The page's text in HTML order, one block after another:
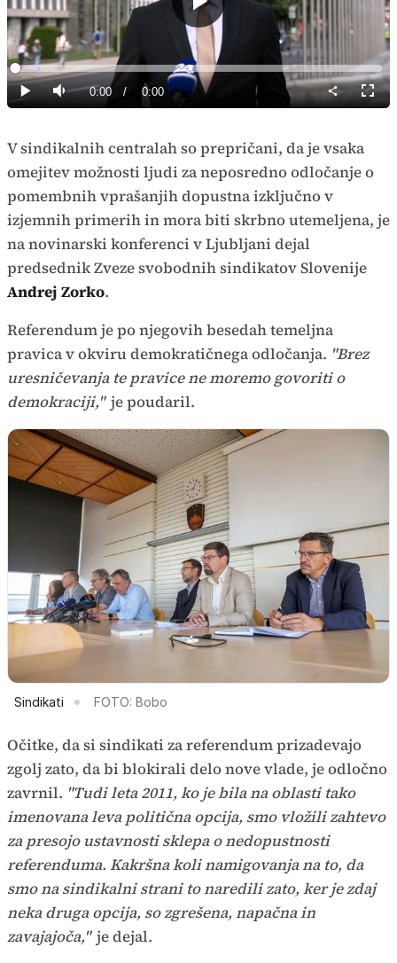
Predvajaj
Predvajaj
Tiho Current
0:00 / Duration
0:00
Loaded:
0%
način
V sindikalnih centralah so prepričani, da je vsaka
omejitev možnosti ljudi za neposredno odločanje o
pomembnih vprašanjih dopustna izključno v
izjemnih primerih in mora biti skrbno utemeljena, je
na novinarski konferenci v Ljubljani dejal
predsednik Zveze svobodnih sindikatov Slovenije
Andrej Zorko.
Referendum je po njegovih besedah temeljna
pravica v okviru demokratičnega odločanja. "Brez
uresničevanja te pravice ne moremo govoriti o
demokraciji," je poudaril.
Sindikati FOTO: Bobo
Očitke, da si sindikati za referendum prizadevajo
zgolj zato, da bi blokirali delo nove vlade, je odločno
zavrnil. "Tudi leta 2011, ko je bila na oblasti tako
imenovana leva politična opcija, smo vložili zahtevo
za presojo ustavnosti sklepa o nedopustnosti
referenduma. Kakršna koli namigovanja na to, da
smo na sindikalni strani to naredili zato, ker je zdaj
neka druga opcija, so zgrešena, napačna in
zavajajoča," je dejal.